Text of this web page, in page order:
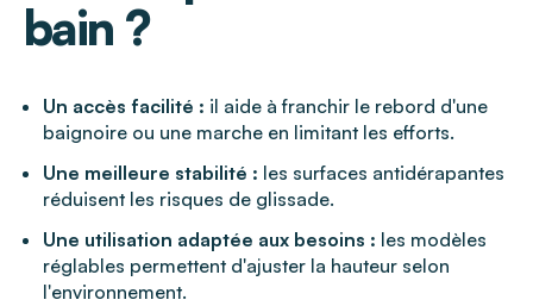
bain ?
Un accès facilité : il aide à franchir le rebord d'une
baignoire ou une marche en limitant les efforts.
Une meilleure stabilité : les surfaces antidérapantes
réduisent les risques de glissade.
Une utilisation adaptée aux besoins : les modèles
réglables permettent d'ajuster la hauteur selon
l'environnement.